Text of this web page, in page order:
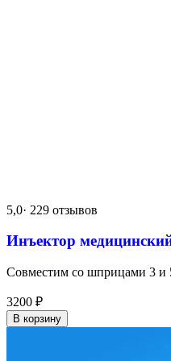
5,0· 229 отзывов
Инъектор
Совместим со шприцами 3
3200 ₽
В корзину